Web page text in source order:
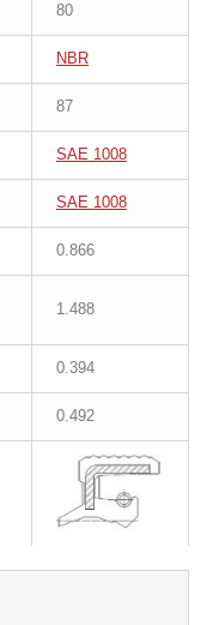
80
NBR
87
SAE 1008
SAE 1008
0.866
1.488
0.394
0.492